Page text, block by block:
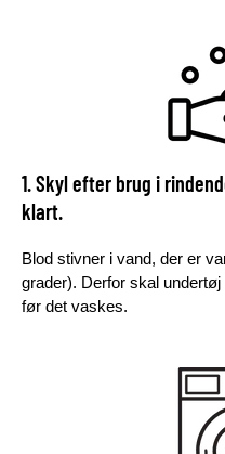
1. Skyl efter brug i
klart.
Blod stivner i vand, der er
grader). Derfor skal
før det vaskes.